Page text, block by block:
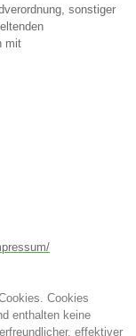
sonstiger
mit
Cookies
enthalten keine
effektiver